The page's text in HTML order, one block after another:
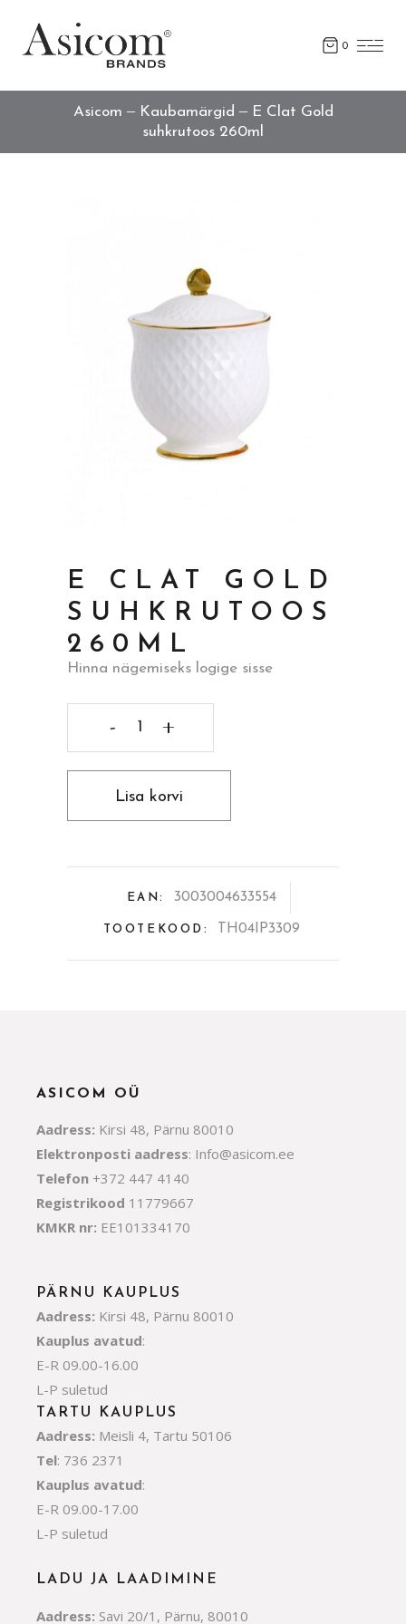
0
Asicom Kaubamärgid
E Clat Gold
suhkrutoos 260ml
E CLAT GOLD
SUHKRUTOOS
260ML
Hinna nägemiseks logige sisse
Lisa korvi
EAN: 3003004633554
TOOTEKOOD: TH04IP3309
ASICOM OÜ
Aadress: Kirsi 48, Pärnu 80010
Elektronposti aadress: Info@asicom.ee
Telefon +372 447 4140
Registrikood 11779667
KMKR nr: EE101334170
PÄRNU KAUPLUS
Aadress: Kirsi 48, Pärnu 80010
Kauplus avatud:
E-R 09.00-16.00
L-P suletud
TARTU KAUPLUS
Aadress: Meisli 4, Tartu 50106
Tel: 736 2371
Kauplus avatud:
E-R 09.00-17.00
L-P suletud
LADU JA LAADIMINE
Aadress: Savi 20/1, Pärnu, 80010